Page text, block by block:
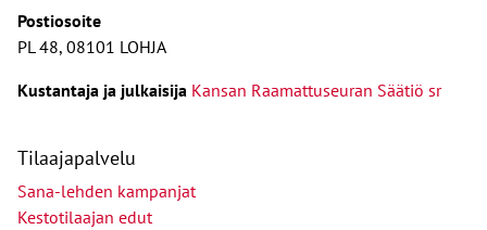
Postiosoite
PL 48, 08101 LOHJA
Kustantaja ja julkaisija Kansan Raamattuseuran Säätiö sr
Tilaajapalvelu
Sana-lehden kampanjat
Kestotilaajan edut